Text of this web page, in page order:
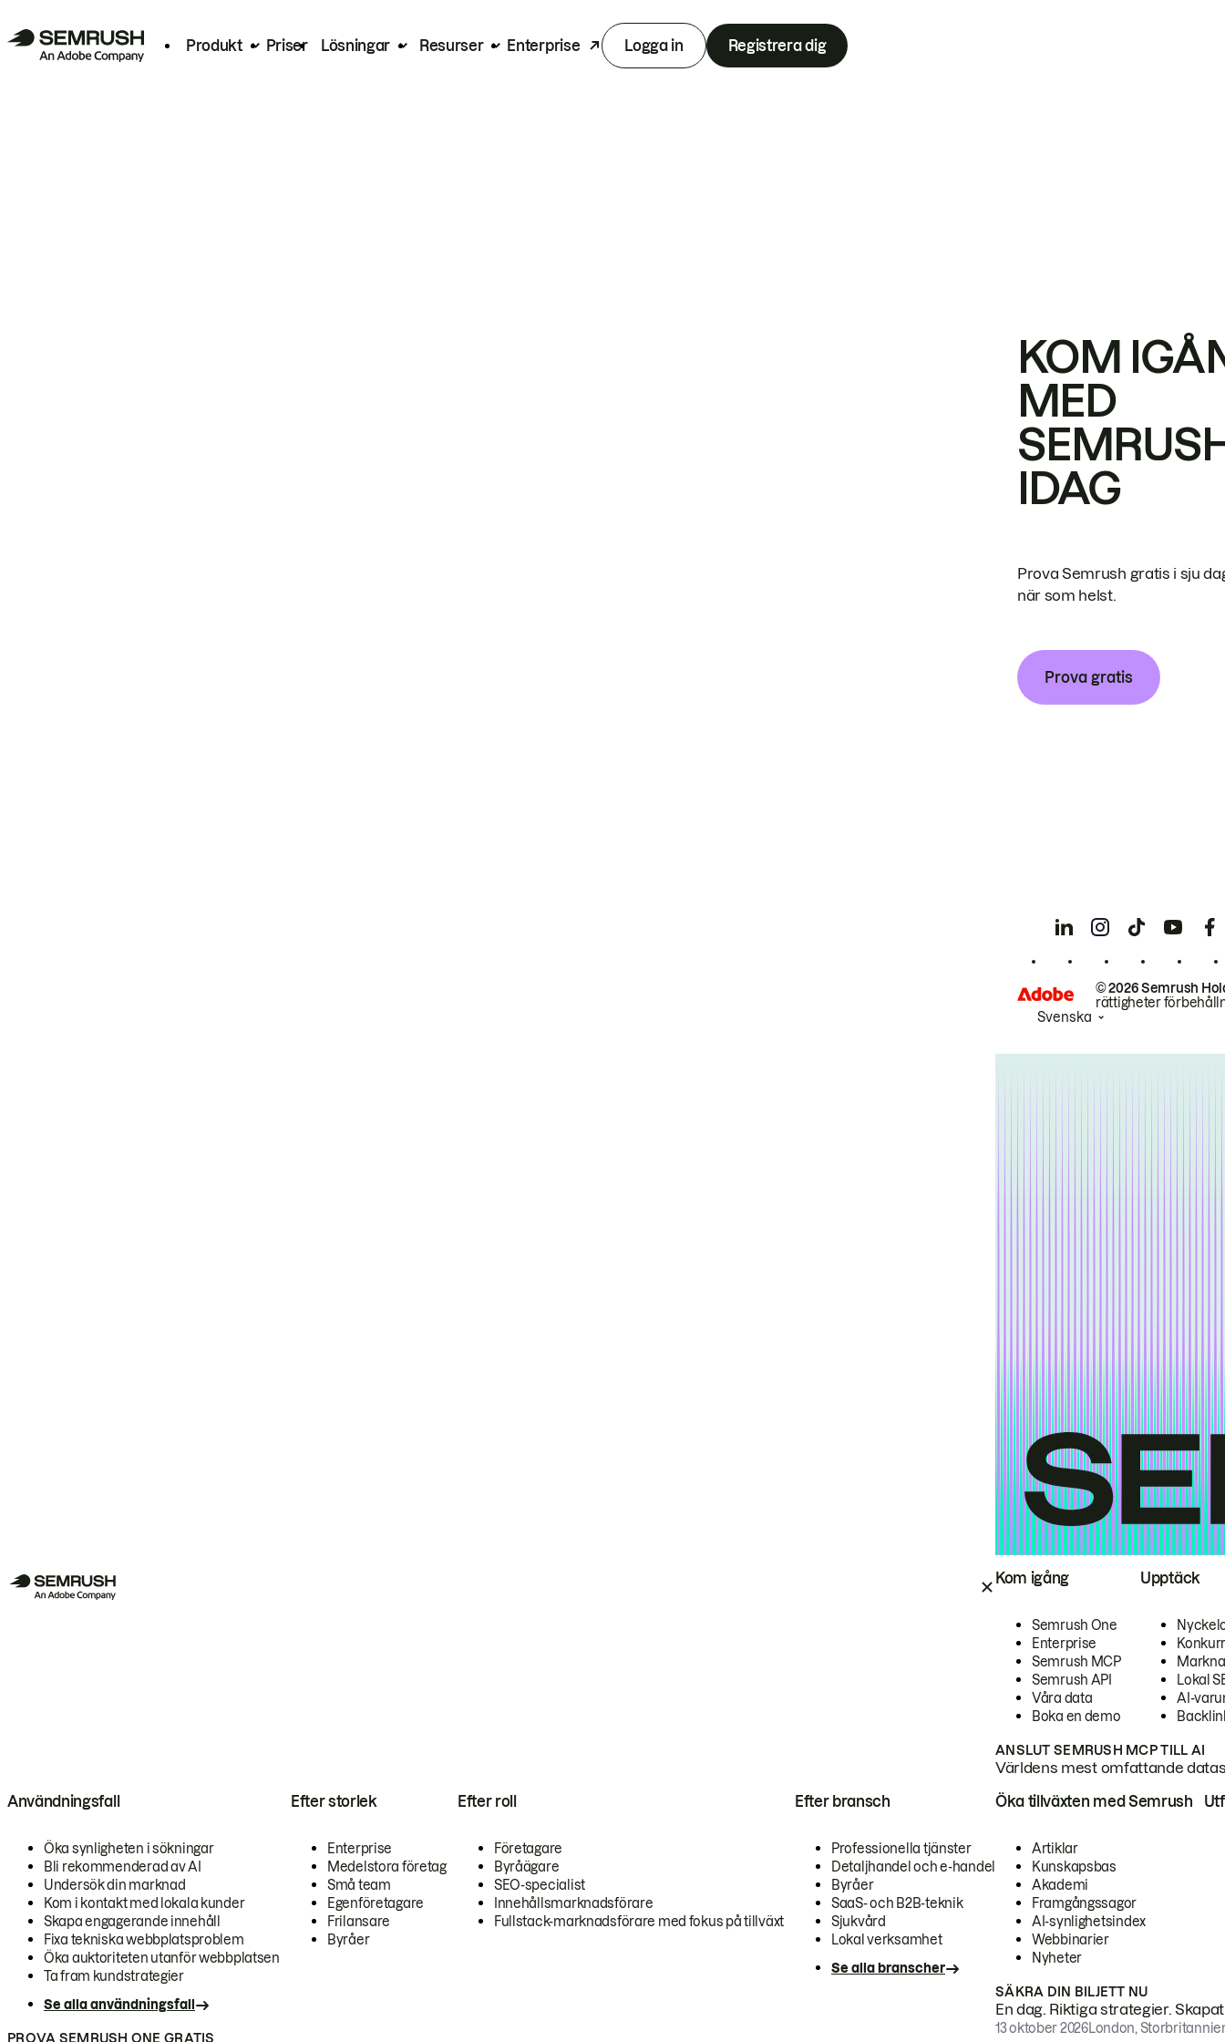
Produkt Priser Lösningar Resurser Enterprise Logga in Registrera dig
Kom igång
Semrush One
Enterprise
Semrush MCP
Semrush API
Våra data
Boka en demo
Upptäck
Lokal
AI-
ANSLUT SEMRUSH MCP TILL AI
Världens mest omfattande
Användningsfall
Öka synligheten i sökningar
Bli rekommenderad av AI
Undersök din marknad
Kom i kontakt med lokala kunder
Skapa engagerande innehåll
Fixa tekniska webbplatsproblem
Öka auktoriteten utanför webbplatsen
Ta fram kundstrategier
Se alla användningsfall
Efter storlek
Enterprise
Medelstora företag
Små team
Egenföretagare
Frilansare
Byråer
Efter roll
Företagare
Byråägare
SEO-specialist
Innehållsmarknadsförare
Fullstack-marknadsförare med fokus på tillväxt
Efter bransch
Professionella tjänster
Detaljhandel och e-handel
Byråer
SaaS- och B2B-teknik
Sjukvård
Lokal verksamhet
Se alla branscher
PROVA SEMRUSH ONE GRATIS
Öka tillväxten med Semrush
Artiklar
Kunskapsbas
Akademi
Framgångssagor
AI-synlighetsindex
Webbinarier
Nyheter
SÄKRA DIN BILJETT NU
En dag. Riktiga strategier.
13 oktober 2026London,
KOM
MED
IDAG
Prova Semrush gratis i sju
när som helst.
Prova gratis
© 2026 Semrush
rättigheter
Svenska